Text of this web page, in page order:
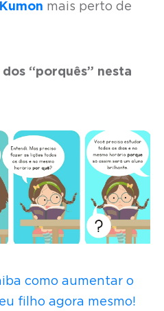
mais perto de
“porquês” nesta
como aumentar o
filho agora mesmo!